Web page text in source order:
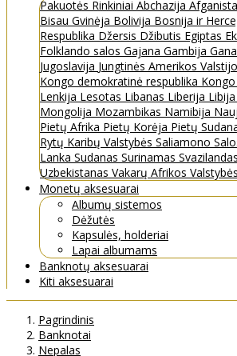
Pakuotės Rinkiniai Abchazija
Bisau Gvinėja Bolivija Bosnija ir
Respublika Džersis Džibutis Egiptas
Folklando salos Gajana Gambija Gana
Jugoslavija Jungtinės Amerikos
Kongo demokratinė respublika
Lenkija Lesotas Libanas Liberija Libija
Mongolija Mozambikas Namibija
Pietų Afrika Pietų Korėja Pietų
Rytų Karibų Valstybės Saliamono
Lanka Sudanas Surinamas Svazilandas
Uzbekistanas Vakarų Afrikos Valstybės
Monetų aksesuarai
Albumų sistemos
Dėžutės
Kapsulės, holderiai
Lapai albumams
Banknotų aksesuarai
Kiti aksesuarai
Pagrindinis
Banknotai
Nepalas